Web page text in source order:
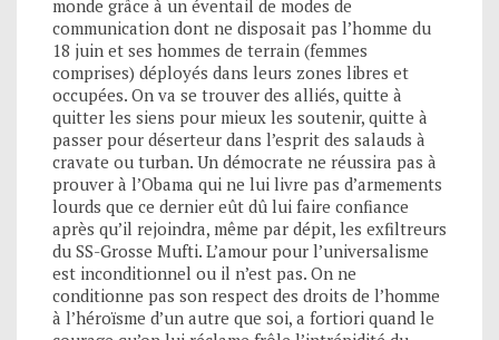
monde grâce à un éventail de modes de
communication dont ne disposait pas l’homme du
18 juin et ses hommes de terrain (femmes
comprises) déployés dans leurs zones libres et
occupées. On va se trouver des alliés, quitte à
quitter les siens pour mieux les soutenir, quitte à
passer pour déserteur dans l’esprit des salauds à
cravate ou turban. Un démocrate ne réussira pas à
prouver à l’Obama qui ne lui livre pas d’armements
lourds que ce dernier eût dû lui faire confiance
après qu’il rejoindra, même par dépit, les exfiltreurs
du SS-Grosse Mufti. L’amour pour l’universalisme
est inconditionnel ou il n’est pas. On ne
conditionne pas son respect des droits de l’homme
à l’héroïsme d’un autre que soi, a fortiori quand le